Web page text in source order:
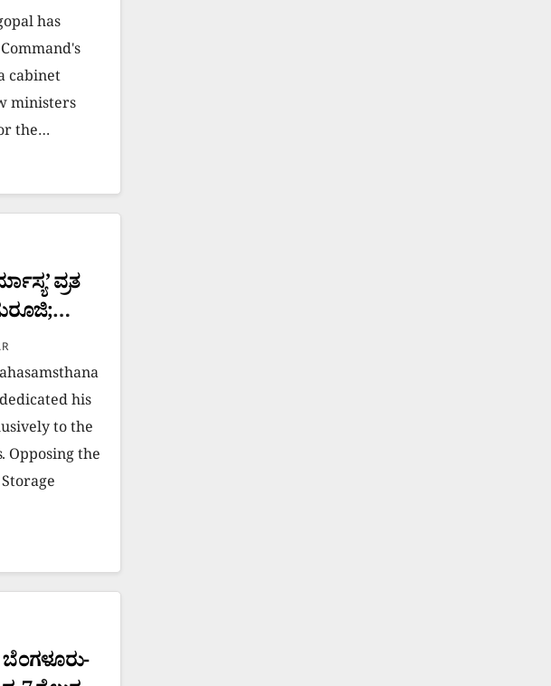
has
cabinet
ministers
the…
ವ್ರತ
his
to the
Opposing the